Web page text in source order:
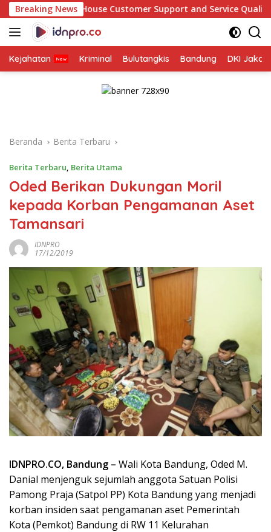
Langsung
ke
konten
Breaking News
House Customer Support and Service Quality: A Beginner’s
Kejahatan Kriminal Bulutangkis Bandung DKI
Beranda Berita Terbaru
Berita Terbaru, Berita Utama
Oded Berikan Dukungan Moril
kepada Korban Pengamanan Aset
Tamansari
IDNPRO
17/12/2019
IDNPRO.CO, Bandung – Wali Kota Bandung, Oded M.
Danial menjenguk sejumlah anggota Satuan Polisi
Pamong Praja (Satpol PP) Kota Bandung yang menjadi
korban insiden saat pengamanan aset Pemerintah
Kota (Pemkot) Bandung di RW 11 Kelurahan